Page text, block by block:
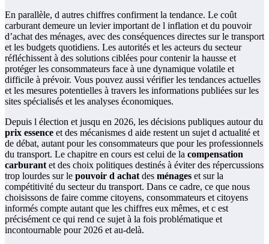
En parallèle, d autres chiffres confirment la tendance. Le coût
carburant demeure un levier important de l inflation et du pouvoir
d’achat des ménages, avec des conséquences directes sur le transport
et les budgets quotidiens. Les autorités et les acteurs du secteur
réfléchissent à des solutions ciblées pour contenir la hausse et
protéger les consommateurs face à une dynamique volatile et
difficile à prévoir. Vous pouvez aussi vérifier les tendances actuelles
et les mesures potentielles à travers les informations publiées sur les
sites spécialisés et les analyses économiques.
Depuis l élection et jusqu en 2026, les décisions publiques autour du
prix essence et des mécanismes d aide restent un sujet d actualité et
de débat, autant pour les consommateurs que pour les professionnels
du transport. Le chapitre en cours est celui de la compensation
carburant et des choix politiques destinés à éviter des répercussions
trop lourdes sur le pouvoir d achat des ménages et sur la
compétitivité du secteur du transport. Dans ce cadre, ce que nous
choisissons de faire comme citoyens, consommateurs et citoyens
informés compte autant que les chiffres eux mêmes, et c est
précisément ce qui rend ce sujet à la fois problématique et
incontournable pour 2026 et au-delà.